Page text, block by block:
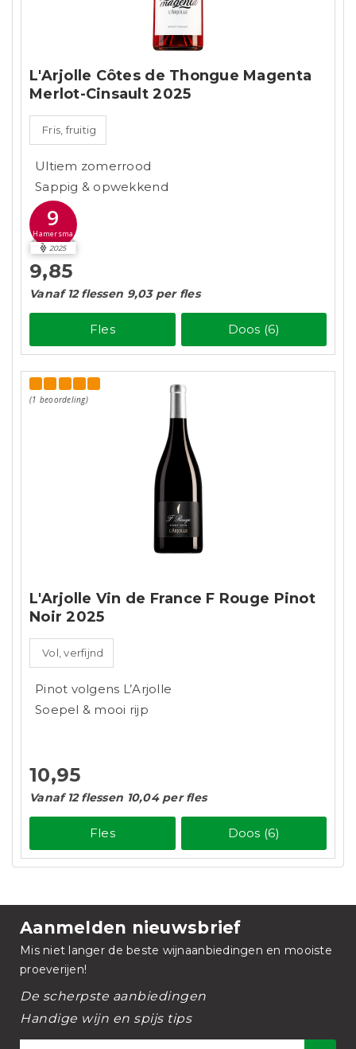
L'Arjolle Côtes de Thongue Magenta
Merlot-Cinsault 2025
Fris, fruitig
Ultiem zomerrood
Sappig & opwekkend
9
Hamersma
2025
9,85
Vanaf 12 flessen 9,03 per fles
Fles Doos (6)
(1 beoordeling)
L'Arjolle Vin de France F Rouge Pinot
Noir 2025
Vol, verfijnd
Pinot volgens L’Arjolle
Soepel & mooi rijp
10,95
Vanaf 12 flessen 10,04 per fles
Fles Doos (6)
Aanmelden nieuwsbrief
Mis niet langer de beste wijnaanbiedingen en mooiste
proeverijen!
De scherpste aanbiedingen
Handige wijn en spijs tips